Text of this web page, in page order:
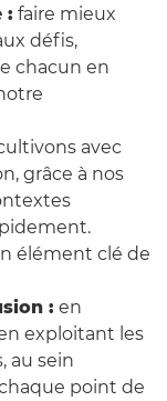
: faire mieux
défis,
chacun en
avec
grâce à nos
élément clé de
: en
exploitant les
au sein
point de